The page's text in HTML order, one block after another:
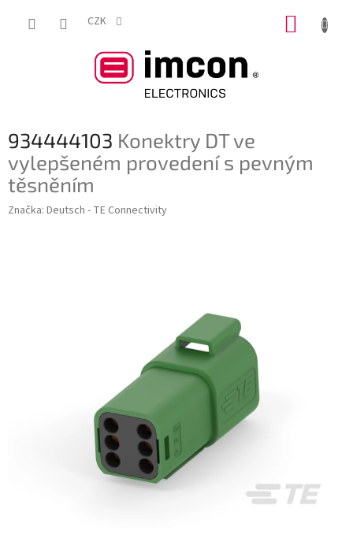
CZK
934444103 Konektry DT ve
vylepšeném provedení s pevným
těsněním
Značka: Deutsch - TE Connectivity